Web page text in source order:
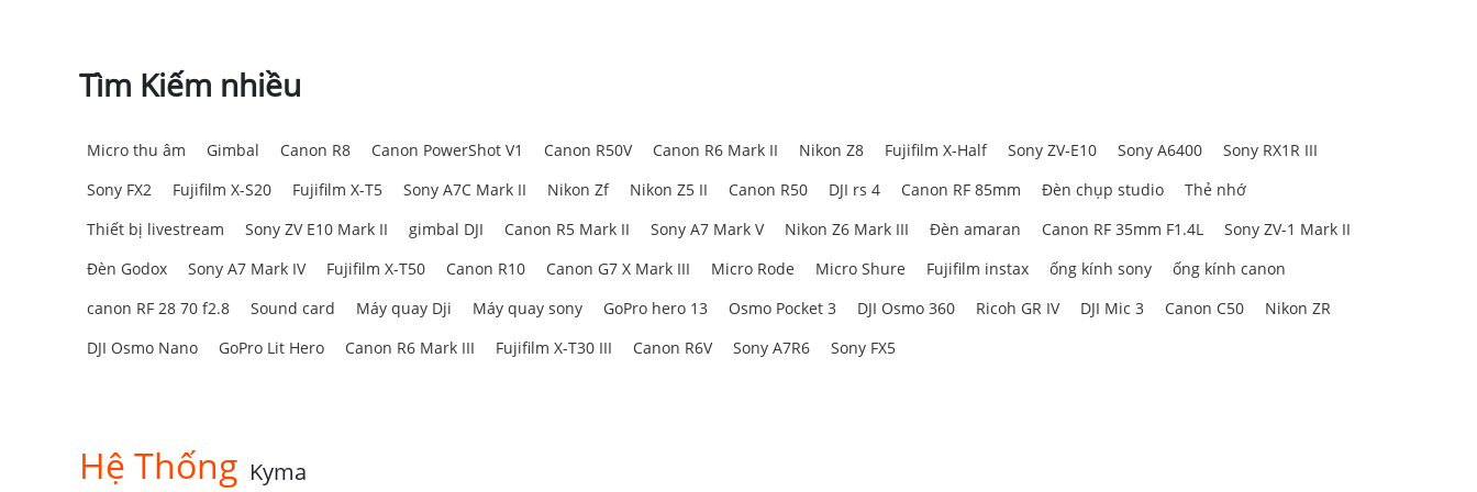
3. Đánh giá Canon PowerShot V1 - một chiếc máy ảnh vlog đáng giá với chất lượng video
3.1. Cảm biến 1,4 inch 22.3MP cho ảnh tĩnh và video chân thực
Canon V1 là máy ảnh kỹ thuật số nhỏ gọn lai mang đến thông số kỹ thuật nâng cấp cho dòng máy PowerShot. Được xây dựng
dựa trên PowerShot G7 X Mark III, cảm biến CMOS Type 1,4 inch 22,3 megapixel lớn mới của V1 tương tự như cảm biến micro-
four-thirds nhưng có tỷ lệ khung hình 3:2 rộng hơn. Nó có diện tích gấp đôi cảm biến 1,0 inch thường thấy ở máy ảnh nhỏ gọn.
trong ảnh tĩnh. Tốc độ đọc nhanh hơn để giảm hiện tượng màn trập lăn, hiệu suất ánh sáng yếu tốt hơn và khả năng kiểm soát
nhiễu được cải thiện nâng cao nội dung của bạn trong khi vẫn duy trì kiểu dáng nhỏ gọn.
Tìm Kiếm nhiều
Micro thu âm Gimbal Canon R8 Canon PowerShot V1 Canon R50V Canon R6 Mark II Nikon Z8 Fujifilm X-Half Sony ZV-E10 Sony A6400
Sony RX1R III
Sony FX2
Fujifilm X-S20 Fujifilm X-T5 Sony A7C Mark II Nikon Zf Nikon Z5 II Canon R50 DJI rs 4 Canon RF 85mm Đèn chụp studio
Thẻ nhớ
Thiết bị livestream
Sony ZV E10 Mark II gimbal DJI Canon R5 Mark II Sony A7 Mark V Nikon Z6 Mark III Đèn amaran Canon RF 35mm F1.4L
Sony ZV-1 Mark II
Đèn Godox
Sony A7 Mark IV Fujifilm X-T50 Canon R10 Canon G7 X Mark III Micro Rode Micro Shure Fujifilm instax ống kính sony
ống kính canon
canon RF 28 70 f2.8
Sound card Máy quay Dji Máy quay sony GoPro hero 13 Osmo Pocket 3 DJI Osmo 360 Ricoh GR IV DJI Mic 3 Canon C50
Nikon ZR
DJI Osmo Nano
GoPro Lit Hero Canon R6 Mark III Fujifilm X-T30 III Canon R6V Sony A7R6 Sony FX5
Hệ Thống Kyma